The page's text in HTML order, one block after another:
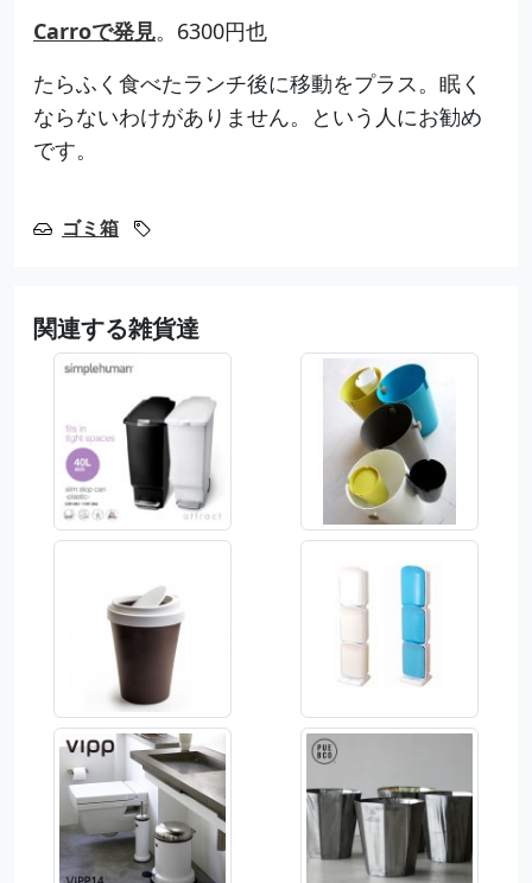
Carroで発見。6300円也
たらふく食べたランチ後に移動をプラス。眠く
ならないわけがありません。という人にお勧め
です。
ゴミ箱
関連する雑貨達